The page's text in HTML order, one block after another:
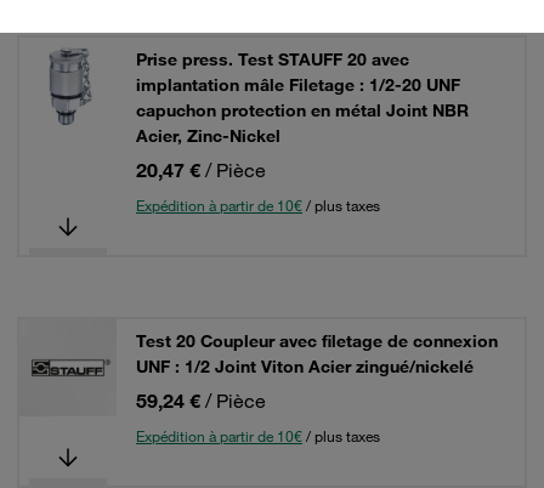
Prise press. Test STAUFF 20 avec
implantation mâle Filetage : 1/2-20 UNF
capuchon protection en métal Joint NBR
Acier, Zinc-Nickel
20,47 € / Pièce
Expédition à partir de 10€/ plus taxes
Test 20 Coupleur avec filetage de connexion
UNF : 1/2 Joint Viton Acier zingué/nickelé
59,24 € / Pièce
Expédition à partir de 10€/ plus taxes